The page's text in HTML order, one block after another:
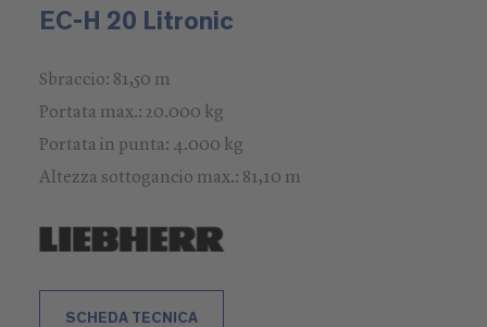
EC-H 20 Litronic
Sbraccio: 81,50 m
Portata max.: 20.000 kg
Portata in punta: 4.000 kg
Altezza sottogancio max.: 81,10 m
SCHEDA TECNICA